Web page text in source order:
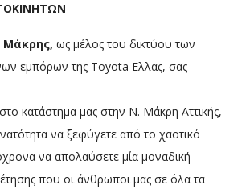
Μάκρης, ως μέλος του δικτύου των
εμπόρων της Toyota Ελλας, σας
κατάστημα μας στην Ν. Μάκρη Αττικής,
να ξεφύγετε από το χαοτικό
να απολαύσετε μία μοναδική
που οι άνθρωποι μας σε όλα τα